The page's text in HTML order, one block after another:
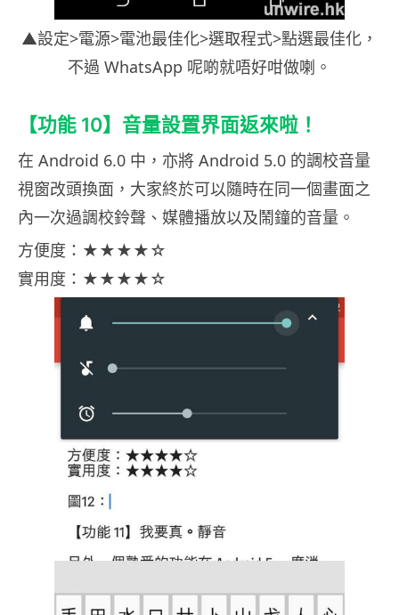
▲設定>電源>電池最佳化>選取程式>點選最佳化，
不過 WhatsApp 呢啲就唔好咁做喇。
【功能 10】音量設置界面返來啦！
在 Android 6.0 中，亦將 Android 5.0 的調校音量
視窗改頭換面，大家終於可以隨時在同一個畫面之
內一次過調校鈴聲、媒體播放以及鬧鐘的音量。
方便度：★★★★☆
實用度：★★★★☆